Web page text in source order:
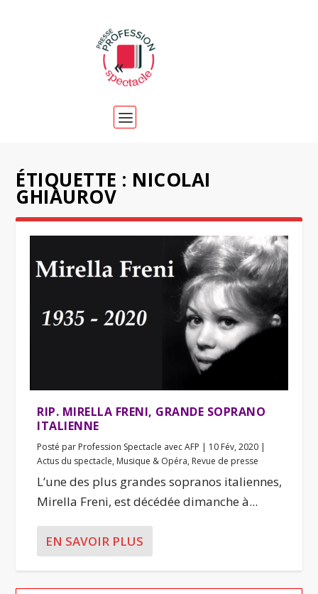
ÉTIQUETTE : NICOLAI
GHIAUROV
RIP. MIRELLA FRENI, GRANDE SOPRANO
ITALIENNE
Posté par Profession Spectacle avec AFP | 10 Fév, 2020 |
Actus du spectacle, Musique & Opéra, Revue de presse
L’une des plus grandes sopranos italiennes,
Mirella Freni, est décédée dimanche à...
EN SAVOIR PLUS